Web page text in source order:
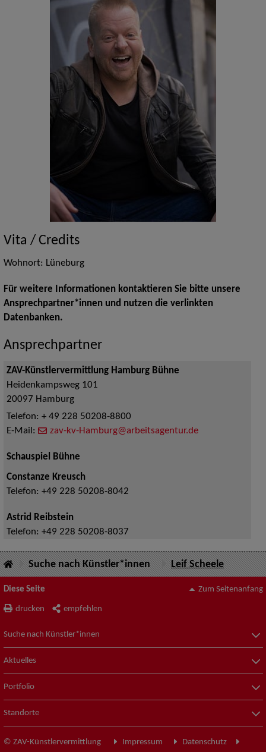
Vita / Credits
Wohnort: Lüneburg
Für weitere Informationen kontaktieren Sie bitte unsere
Ansprechpartner*innen und nutzen die verlinkten
Datenbanken.
Ansprechpartner
ZAV-Künstlervermittlung Hamburg Bühne
Heidenkampsweg 101
20097 Hamburg
Telefon: + 49 228 50208-8800
E-Mail:
zav-kv-Hamburg@arbeitsagentur.de
Schauspiel Bühne
Constanze Kreusch
Telefon: +49 228 50208-8042
Astrid Reibstein
Telefon: +49 228 50208-8037
Suche nach Künstler*innen Leif Scheele
Diese Seite
drucken empfehlen
Zum Seitenanfang
Suche nach Künstler*innen
Aktuelles
Portfolio
Standorte
© ZAV-Künstlervermittlung Impressum
Datenschutz